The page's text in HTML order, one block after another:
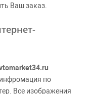
Ваш заказ.
по
Все изображения